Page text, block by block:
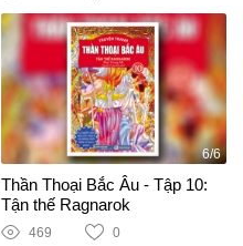
6/6
Thần Thoại Bắc Âu - Tập 10:
Tận thế Ragnarok
469 0